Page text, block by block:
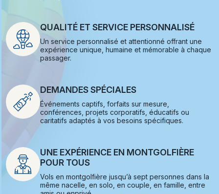
QUALITÉ ET SERVICE PERSONNALISÉ
Un service personnalisé et attentionné offrant une
expérience unique, humaine et mémorable à chaque
passager.
DEMANDES SPÉCIALES
Événements captifs, forfaits sur mesure,
conférences, projets corporatifs, éducatifs ou
caritatifs adaptés à vos besoins spécifiques.
UNE EXPÉRIENCE EN MONTGOLFIÈRE
POUR TOUS
Vols en montgolfière jusqu’à sept personnes dans la
même nacelle, en solo, en couple, en famille, entre